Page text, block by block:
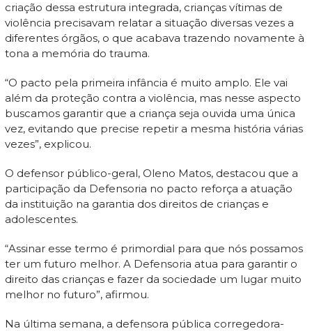
criação dessa estrutura integrada, crianças vítimas de
violência precisavam relatar a situação diversas vezes a
diferentes órgãos, o que acabava trazendo novamente à
tona a memória do trauma.
“O pacto pela primeira infância é muito amplo. Ele vai
além da proteção contra a violência, mas nesse aspecto
buscamos garantir que a criança seja ouvida uma única
vez, evitando que precise repetir a mesma história várias
vezes”, explicou.
O defensor público-geral, Oleno Matos, destacou que a
participação da Defensoria no pacto reforça a atuação
da instituição na garantia dos direitos de crianças e
adolescentes.
“Assinar esse termo é primordial para que nós possamos
ter um futuro melhor. A Defensoria atua para garantir o
direito das crianças e fazer da sociedade um lugar muito
melhor no futuro”, afirmou.
Na última semana, a defensora pública corregedora-